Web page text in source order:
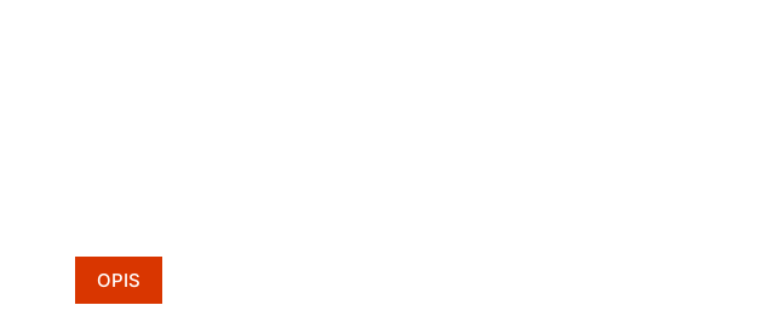
OPIS